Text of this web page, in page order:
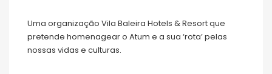
Uma organização Vila Baleira Hotels & Resort que
pretende homenagear o Atum e a sua ‘rota’ pelas
nossas vidas e culturas.